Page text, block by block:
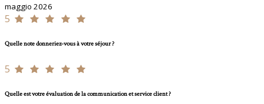
maggio 2026
5
Quelle note donneriez-vous à votre séjour ?
5
Quelle est votre évaluation de la communication et service client ?